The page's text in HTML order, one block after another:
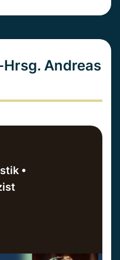
Andreas
•